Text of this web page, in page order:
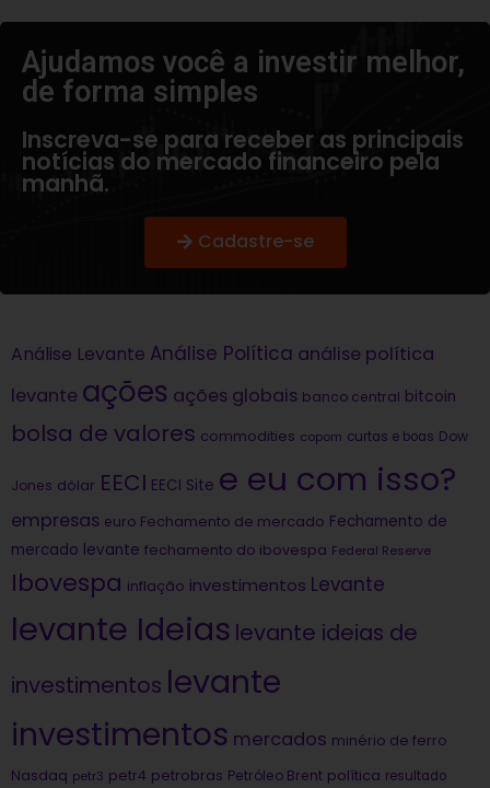
Ajudamos você a investir melhor,
de forma simples​
Inscreva-se para receber as principais
notícias do mercado financeiro pela
manhã.
Cadastre-se
Análise Levante Análise Política análise política
levante ações ações globais banco central bitcoin
bolsa de valores commodities copom curtas e boas Dow
Jones dólar EECI EECI Site e eu com isso?
empresas euro Fechamento de mercado Fechamento de
mercado levante fechamento do ibovespa Federal Reserve
Ibovespa inflação investimentos Levante
levante Ideias levante ideias de
investimentos levante
investimentos mercados minério de ferro
Nasdaq petr3 petr4 petrobras Petróleo Brent política resultado